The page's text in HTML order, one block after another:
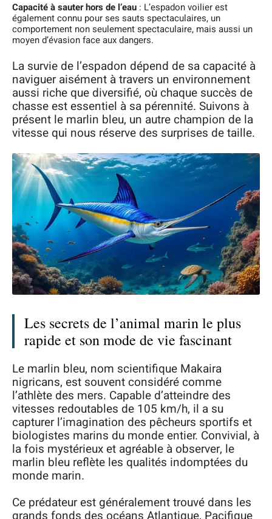
Capacité à sauter hors de l’eau : L’espadon voilier est
également connu pour ses sauts spectaculaires, un
comportement non seulement spectaculaire, mais aussi un
moyen d’évasion face aux dangers.
La survie de l’espadon dépend de sa capacité à
naviguer aisément à travers un environnement
aussi riche que diversifié, où chaque succès de
chasse est essentiel à sa pérennité. Suivons à
présent le marlin bleu, un autre champion de la
vitesse qui nous réserve des surprises de taille.
Les secrets de l’animal marin le plus
rapide et son mode de vie fascinant
Le marlin bleu, nom scientifique Makaira
nigricans, est souvent considéré comme
l’athlète des mers. Capable d’atteindre des
vitesses redoutables de 105 km/h, il a su
capturer l’imagination des pêcheurs sportifs et
biologistes marins du monde entier. Convivial, à
la fois mystérieux et agréable à observer, le
marlin bleu reflète les qualités indomptées du
monde marin.
Ce prédateur est généralement trouvé dans les